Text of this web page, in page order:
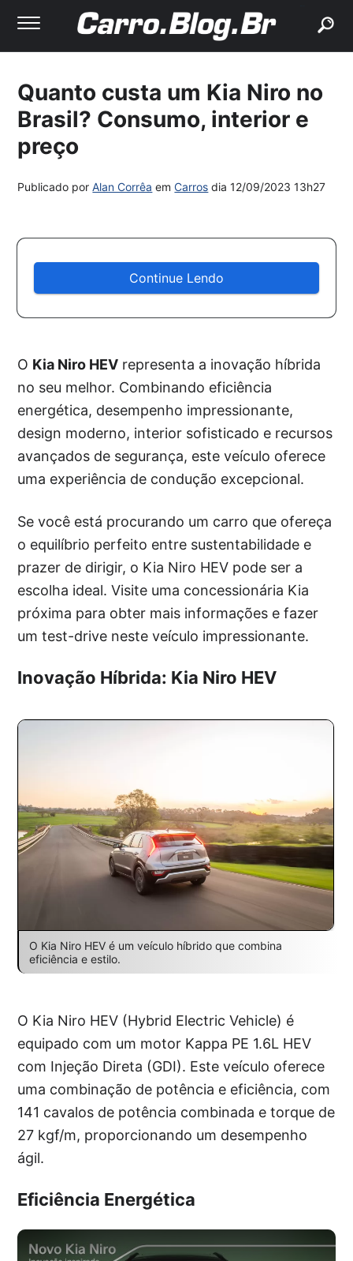
Quanto custa um Kia Niro no
Brasil? Consumo, interior e
preço
Publicado porAlan Corrêa emCarros dia12/09/2023 13h27
Continue Lendo
O Kia Niro HEV representa a inovação híbrida
no seu melhor. Combinando eficiência
energética, desempenho impressionante,
design moderno, interior sofisticado e recursos
avançados de segurança, este veículo oferece
uma experiência de condução excepcional.
Se você está procurando um carro que ofereça
o equilíbrio perfeito entre sustentabilidade e
prazer de dirigir, o Kia Niro HEV pode ser a
escolha ideal. Visite uma concessionária Kia
próxima para obter mais informações e fazer
um test-drive neste veículo impressionante.
Inovação Híbrida: Kia Niro HEV
O Kia Niro HEV é um veículo híbrido que combina
eficiência e estilo.
O Kia Niro HEV (Hybrid Electric Vehicle) é
equipado com um motor Kappa PE 1.6L HEV
com Injeção Direta (GDI). Este veículo oferece
uma combinação de potência e eficiência, com
141 cavalos de potência combinada e torque de
27 kgf/m, proporcionando um desempenho
ágil.
Eficiência Energética